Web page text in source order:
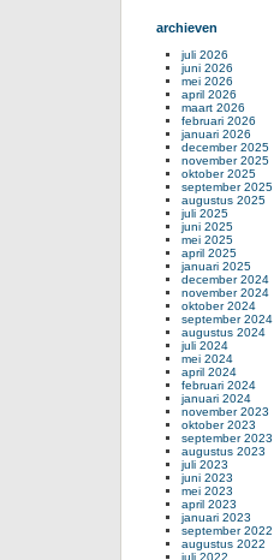
archieven
juli 2026
juni 2026
mei 2026
april 2026
maart 2026
februari 2026
januari 2026
december 2025
november 2025
oktober 2025
september 2025
augustus 2025
juli 2025
juni 2025
mei 2025
april 2025
januari 2025
december 2024
november 2024
oktober 2024
september 2024
augustus 2024
juli 2024
mei 2024
april 2024
februari 2024
januari 2024
november 2023
oktober 2023
september 2023
augustus 2023
juli 2023
juni 2023
mei 2023
april 2023
januari 2023
september 2022
augustus 2022
juli 2022